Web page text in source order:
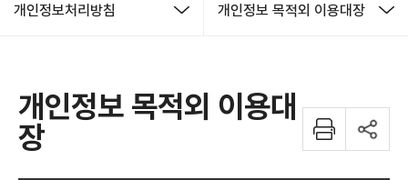
개인정보처리방침 개인정보 목적외 이용대장
개인정보 목적외 이용대
장